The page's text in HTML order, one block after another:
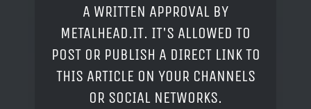
A WRITTEN APPROVAL BY
METALHEAD.IT. IT'S ALLOWED TO
POST OR PUBLISH A DIRECT LINK TO
THIS ARTICLE ON YOUR CHANNELS
OR SOCIAL NETWORKS.